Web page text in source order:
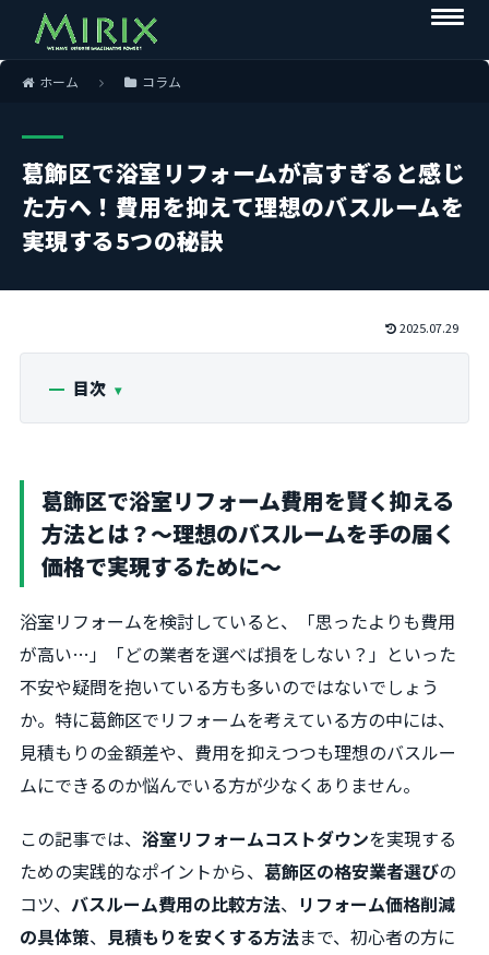
ホーム コラム
葛飾区で浴室リフォームが高すぎると感じ
た方へ！費用を抑えて理想のバスルームを
実現する5つの秘訣
2025.07.29
目次
葛飾区で浴室リフォーム費用を賢く抑える
方法とは？〜理想のバスルームを手の届く
価格で実現するために〜
浴室リフォームを検討していると、「思ったよりも費用
が高い…」「どの業者を選べば損をしない？」といった
不安や疑問を抱いている方も多いのではないでしょう
か。特に葛飾区でリフォームを考えている方の中には、
見積もりの金額差や、費用を抑えつつも理想のバスルー
ムにできるのか悩んでいる方が少なくありません。
この記事では、 浴室リフォームコストダウンを実現する
ための実践的なポイントから、 葛飾区の格安業者選びの
コツ、 バスルーム費用の比較方法、 リフォーム価格削減
の具体策、 見積もりを安くする方法まで、初心者の方に